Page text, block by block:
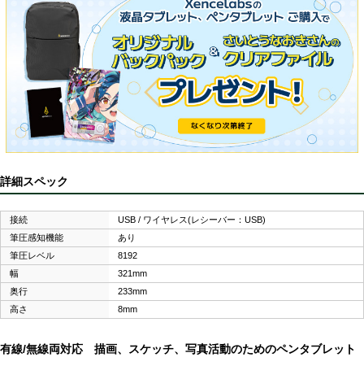
詳細スペック
接続
USB / ワイヤレス(レシーバー：USB)
筆圧感知機能
あり
筆圧レベル
8192
幅
321mm
奥行
233mm
高さ
8mm
有線/無線両対応 描画、スケッチ、写真活動のためのペンタブレット